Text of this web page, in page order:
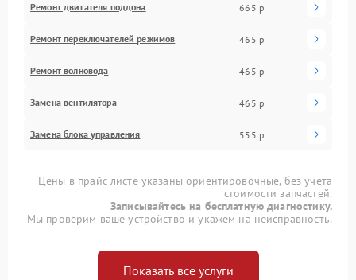
Ремонт двигателя поддона 665 р
Ремонт переключателей режимов 465 р
Ремонт волновода 465 р
Замена вентилятора 465 р
Замена блока управления 555 р
Цены в прайс-листе указаны ориентировочные, без учета
стоимости запчастей.
Записывайтесь на бесплатную диагностику.
Мы проверим ваше устройство и укажем на неисправность.
Показать все услуги